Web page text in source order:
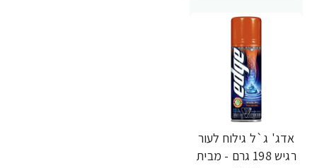
אדג' ג`ל גילוח לעור
רגיש 198 גרם - מבית